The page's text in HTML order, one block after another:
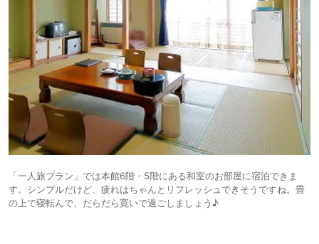
「一人旅プラン」では本館6階・5階にある和室のお部屋に宿泊できま
す。シンプルだけど、疲れはちゃんとリフレッシュできそうですね。畳
の上で寝転んで、だらだら寛いで過ごしましょう♪